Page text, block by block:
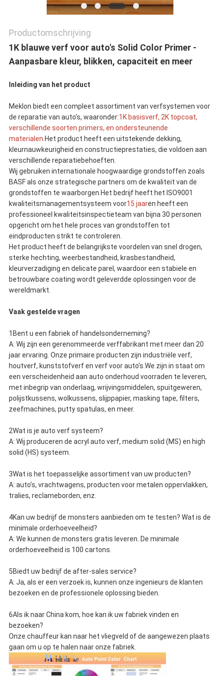
Productomschrijving
1K blauwe verf voor auto's Solid Color Primer -
Aanpasbare kleur, blikken, capaciteit en meer
Inleiding van het product
Meklon biedt een compleet assortiment van verfsystemen voor
de reparatie van auto's, waaronder:1K basisverf, 2K topcoat,
verschillende soorten primers, en ondersteunende
materialen.Het product heeft een uitstekende dekking,
kleurnauwkeurigheid en constructieprestaties, die voldoen aan
verschillende reparatiebehoeften.
Wij gebruiken internationale hoogwaardige grondstoffen zoals
BASF als onze strategische partners om de kwaliteit van de
grondstoffen te waarborgen.Het bedrijf heeft het ISO9001
kwaliteitsmanagementsysteem voor15 jaaren heeft een
professioneel kwaliteitsinspectieteam van bijna 30 personen
opgericht om het hele proces van grondstoffen tot
eindproducten strikt te controleren.
Het product heeft de belangrijkste voordelen van snel drogen,
sterke hechting, weerbestandheid, krasbestandheid,
kleurverzadiging en delicate parel, waardoor een stabiele en
betrouwbare coating wordt geleverdde oplossingen voor de
wereldmarkt.
Vaak gestelde vragen
1Bent u een fabriek of handelsonderneming?
A: Wij zijn een gerenommeerde verffabrikant met meer dan 20
jaar ervaring. Onze primaire producten zijn industriële verf,
houtverf, kunststofverf en verf voor auto's.We zijn in staat om
een verscheidenheid aan auto onderhoud voorraden te leveren,
met inbegrip van onderlaag, wrijvingsmiddelen, spuitgeweren,
polijstkussens, wolkussens, slijppapier, masking tape, filters,
zeefmachines, putty spatulas, en meer.
2Wat is je auto verf systeem?
A: Wij produceren de acryl auto verf, medium solid (MS) en high
solid (HS) systeem.
3Wat is het toepasselijke assortiment van uw producten?
A: auto's, vrachtwagens, producten voor metalen oppervlakken,
tralies, reclameborden, enz.
4Kan uw bedrijf de monsters aanbieden om te testen? Wat is de
minimale orderhoeveelheid?
A: We kunnen de monsters gratis leveren. De minimale
orderhoeveelheid is 100 cartons.
5Biedt uw bedrijf de after-sales service?
A: Ja, als er een verzoek is, kunnen onze ingenieurs de klanten
bezoeken en de professionele oplossing bieden.
6Als ik naar China kom, hoe kan ik uw fabriek vinden en
bezoeken?
Onze chauffeur kan naar het vliegveld of de aangewezen plaats
gaan om u op te halen naar onze fabriek.